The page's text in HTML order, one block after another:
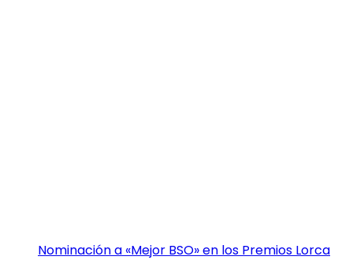
Nominación a «Mejor BSO» en los Premios Lorca